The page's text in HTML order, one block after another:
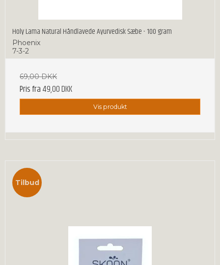
Holy Lama Natural Håndlavede Ayurvedisk Sæbe - 100 gram
Phoenix
7-3-2
69,00 DKK
Pris fra49,00 DKK
Vis produkt
Tilbud